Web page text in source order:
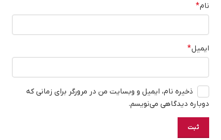
نام*
ایمیل*
ذخیره نام، ایمیل و وبسایت من در مرورگر برای زمانی که
دوباره دیدگاهی می‌نویسم.